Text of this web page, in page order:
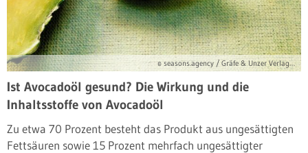
© seasons.agency / Gräfe & Unzer Verlag / Hoffmann, Matthias
Ist Avocadoöl gesund? Die Wirkung und die
Inhaltsstoffe von Avocadoöl
Zu etwa 70 Prozent besteht das Produkt aus ungesättigten
Fettsäuren sowie 15 Prozent mehrfach ungesättigter